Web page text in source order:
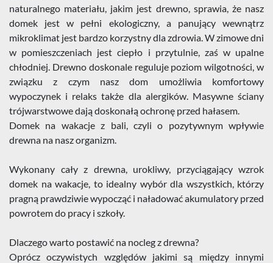
naturalnego materiału, jakim jest drewno, sprawia, że nasz
domek jest w pełni ekologiczny, a panujący wewnątrz
mikroklimat jest bardzo korzystny dla zdrowia. W zimowe dni
w pomieszczeniach jest ciepło i przytulnie, zaś w upalne
chłodniej. Drewno doskonale reguluje poziom wilgotności, w
związku z czym nasz dom umożliwia komfortowy
wypoczynek i relaks także dla alergików. Masywne ściany
trójwarstwowe dają doskonałą ochronę przed hałasem.
Domek na wakacje z bali, czyli o pozytywnym wpływie
drewna na nasz organizm.
Wykonany cały z drewna, urokliwy, przyciągający wzrok
domek na wakacje, to idealny wybór dla wszystkich, którzy
pragną prawdziwie wypocząć i naładować akumulatory przed
powrotem do pracy i szkoły.
Dlaczego warto postawić na nocleg z drewna?
Oprócz oczywistych względów jakimi są między innymi